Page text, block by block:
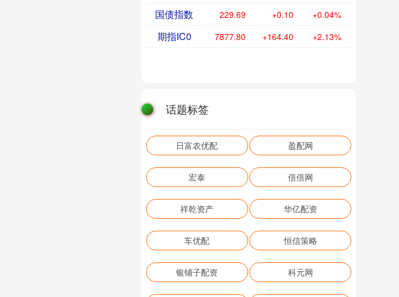
国债指数 229.69 +0.10 +0.04%
期指IC0 7877.80 +164.40 +2.13%
话题标签
日富农优配 盈配网
宏泰 倍倍网
祥乾资产 华亿配资
车优配 恒信策略
银铺子配资 科元网